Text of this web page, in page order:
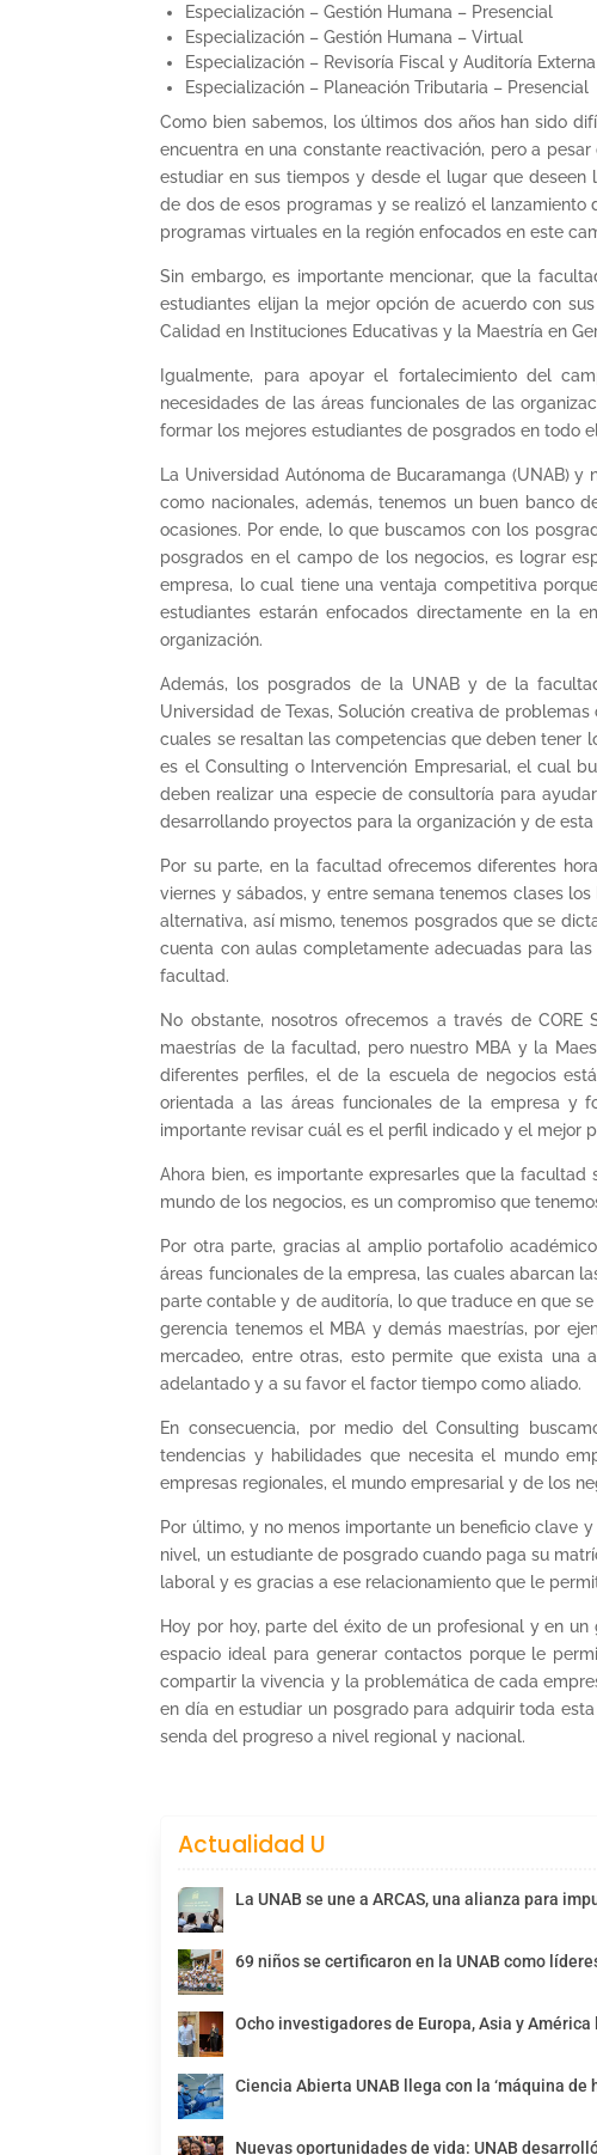
Especialización – Gestión Humana – Presencial
Especialización – Gestión Humana – Virtual
Especialización – Revisoría Fiscal y Auditoría
Especialización – Planeación Tributaria – Presencial
Como bien sabemos, los últimos dos años han sido
encuentra en una constante reactivación, pero a
estudiar en sus tiempos y desde el lugar que
de dos de esos programas y se realizó el lanzamiento
programas virtuales en la región enfocados en este
Sin embargo, es importante mencionar, que la
estudiantes elijan la mejor opción de acuerdo con
Calidad en Instituciones Educativas y la Maestría en
Igualmente, para apoyar el fortalecimiento del
necesidades de las áreas funcionales de las
formar los mejores estudiantes de posgrados en todo
La Universidad Autónoma de Bucaramanga (UNAB)
como nacionales, además, tenemos un buen banco
ocasiones. Por ende, lo que buscamos con los
posgrados en el campo de los negocios, es lograr
empresa, lo cual tiene una ventaja competitiva
estudiantes estarán enfocados directamente en la
organización.
Además, los posgrados de la UNAB y de la
Universidad de Texas, Solución creativa de
cuales se resaltan las competencias que deben tener
es el Consulting o Intervención Empresarial, el cual
deben realizar una especie de consultoría para
desarrollando proyectos para la organización y de
Por su parte, en la facultad ofrecemos diferentes
viernes y sábados, y entre semana tenemos clases
alternativa, así mismo, tenemos posgrados que se
cuenta con aulas completamente adecuadas para
facultad.
No obstante, nosotros ofrecemos a través de
maestrías de la facultad, pero nuestro MBA y la
diferentes perfiles, el de la escuela de negocios
orientada a las áreas funcionales de la empresa y
importante revisar cuál es el perfil indicado y el mejor
Ahora bien, es importante expresarles que la
mundo de los negocios, es un compromiso que
Por otra parte, gracias al amplio portafolio
áreas funcionales de la empresa, las cuales abarcan
parte contable y de auditoría, lo que traduce en que
gerencia tenemos el MBA y demás maestrías, por
mercadeo, entre otras, esto permite que exista una
adelantado y a su favor el factor tiempo como aliado.
En consecuencia, por medio del Consulting
tendencias y habilidades que necesita el mundo
empresas regionales, el mundo empresarial y de los
Por último, y no menos importante un beneficio clave
nivel, un estudiante de posgrado cuando paga su
laboral y es gracias a ese relacionamiento que le
Hoy por hoy, parte del éxito de un profesional y en
espacio ideal para generar contactos porque le
compartir la vivencia y la problemática de cada
en día en estudiar un posgrado para adquirir toda
senda del progreso a nivel regional y nacional.
Actualidad U
La UNAB se une a ARCAS, una alianza para
69 niños se certificaron en la UNAB como
Ocho investigadores de Europa, Asia y América
Ciencia Abierta UNAB llega con la ‘máquina de
Nuevas oportunidades de vida: UNAB